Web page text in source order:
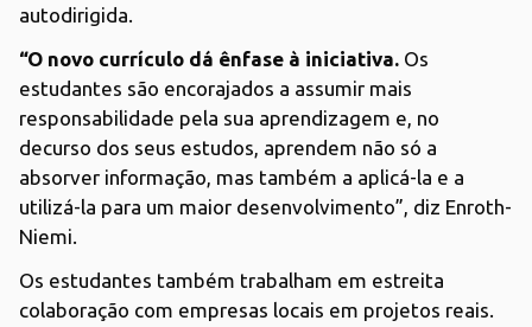
autodirigida.
“O novo currículo dá ênfase à iniciativa. Os
estudantes são encorajados a assumir mais
responsabilidade pela sua aprendizagem e, no
decurso dos seus estudos, aprendem não só a
absorver informação, mas também a aplicá-la e a
utilizá-la para um maior desenvolvimento”, diz Enroth-
Niemi.
Os estudantes também trabalham em estreita
colaboração com empresas locais em projetos reais.